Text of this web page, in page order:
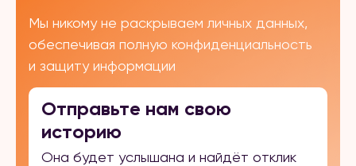
Мы никому не раскрываем личных данных,
обеспечивая полную конфиденциальность
и защиту информации
Отправьте нам свою
историю
Она будет услышана и найдёт отклик